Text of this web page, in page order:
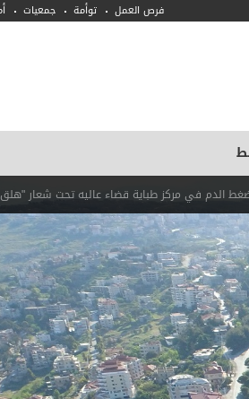
جمعيات توأمة فرص العمل
طباية قضاء عاليه تحت شعار "هلق فحصوا ضغتكن